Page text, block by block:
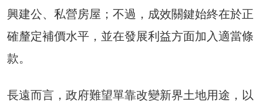
興建公、私營房屋；不過，成效關鍵始終在於正
確釐定補價水平，並在發展利益方面加入適當條
款。
長遠而言，政府難望單靠改變新界土地用途，以